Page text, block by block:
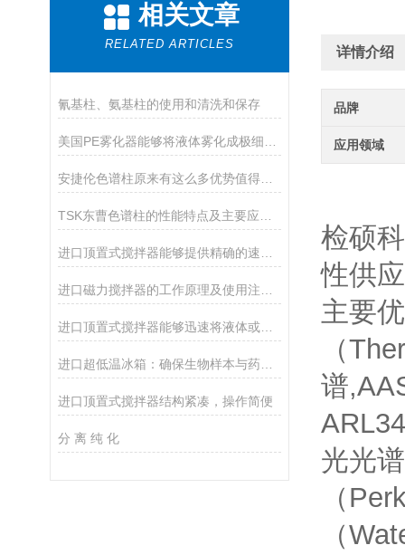
相关文章
RELATED ARTICLES
氰基柱、氨基柱的使用和清洗和保存
安捷伦色谱柱原来有这么多优势值得我们选择
进口顶置式搅拌器能够迅速将液体或固体物质搅拌均匀
进口顶置式搅拌器结构紧凑，操作简便
分 离 纯 化
详情介绍
品牌
应用领域
检硕
性供
主要
（
谱
光光
（
（